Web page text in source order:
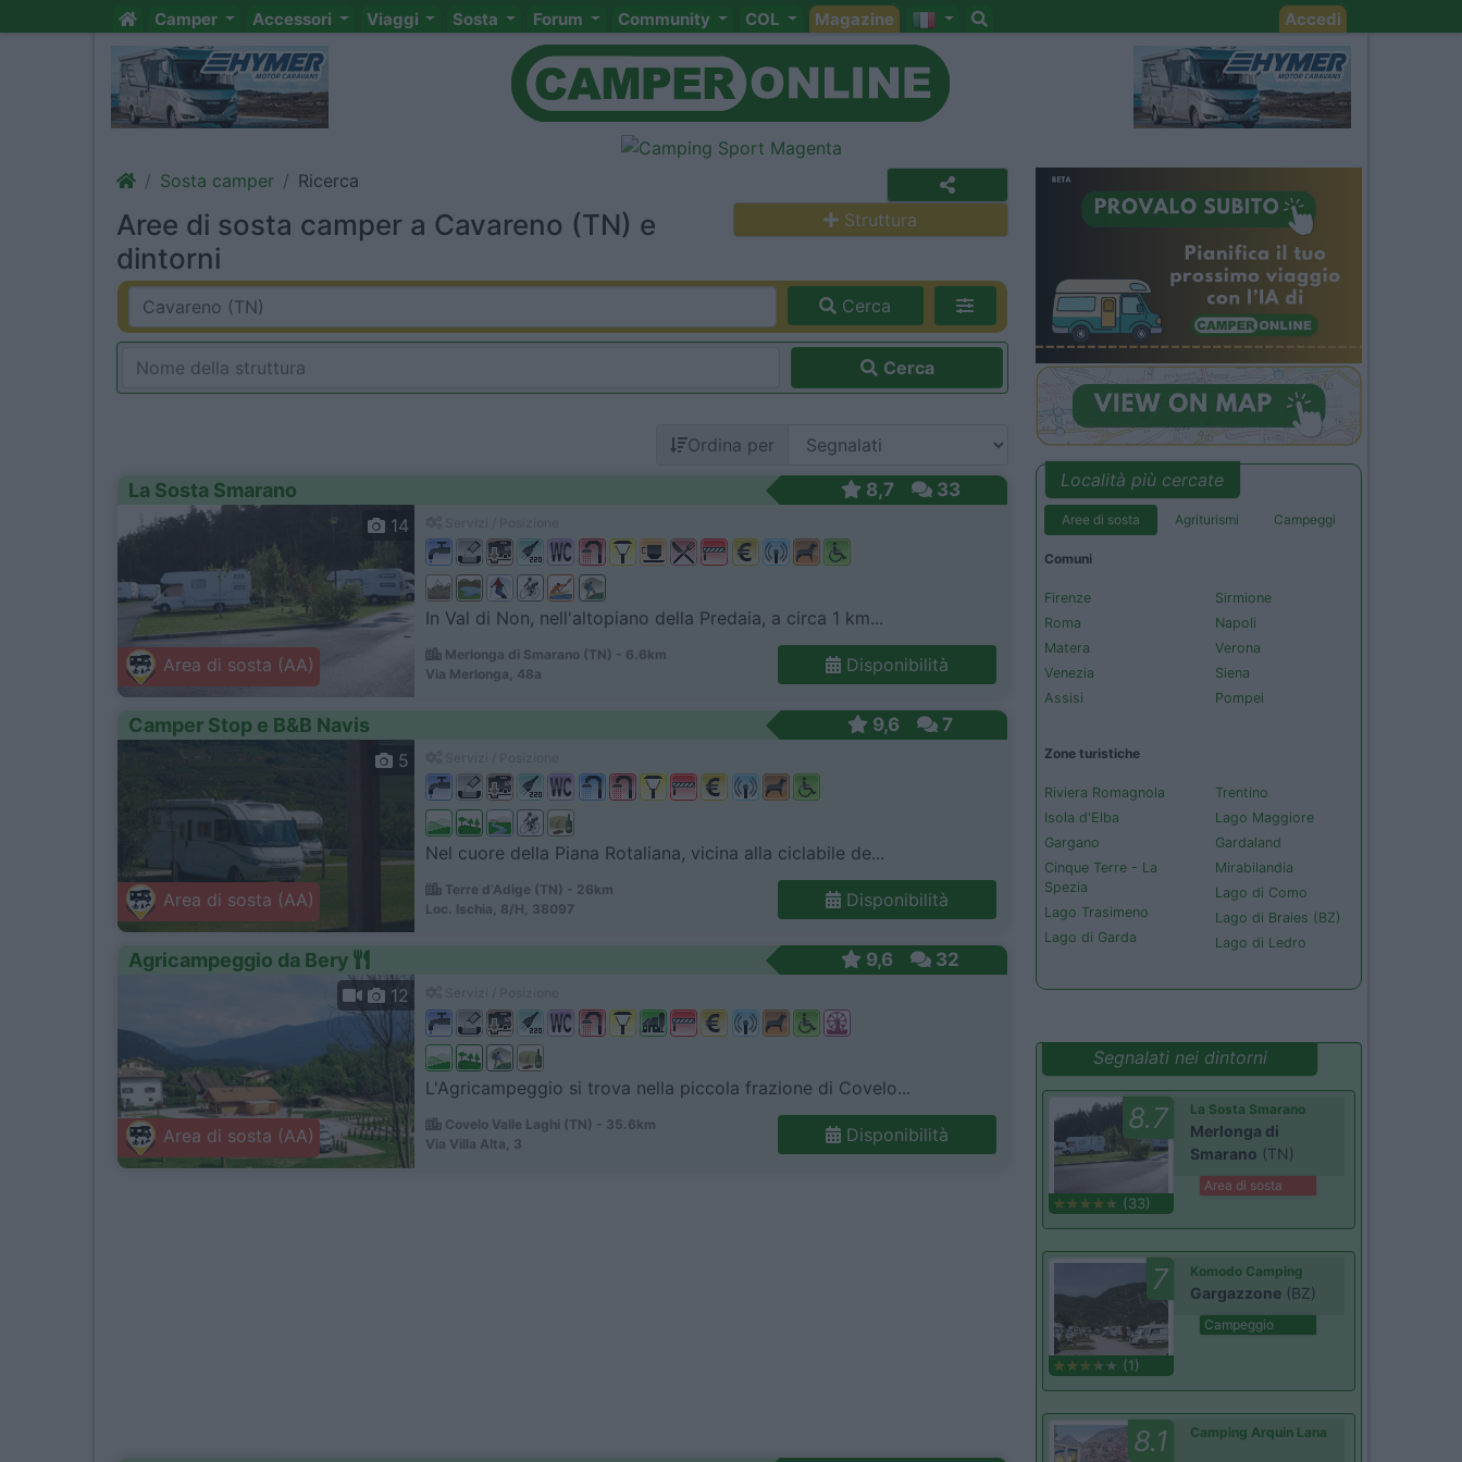
Camper Accessori Viaggi Sosta Forum Community COL Magazine Accedi
Sosta camper Ricerca
Aree di sosta camper a Cavareno (TN) e
dintorni
Struttura
Cerca
Cerca
Ordina per
La Sosta Smarano 8,7 33
Area di sosta (AA)
14
In Val di Non, nell'altopiano della Predaia, a circa 1 km...
Merlonga di Smarano (TN) - 6.6km
Via Merlonga, 48a
Disponibilità
Camper Stop e B&B Navis 9,6 7
Area di sosta (AA)
5
Nel cuore della Piana Rotaliana, vicina alla ciclabile de...
Terre d'Adige (TN) - 26km
Loc. Ischia, 8/H, 38097
Disponibilità
Agricampeggio da Bery 9,6 32
Area di sosta (AA)
12
L'Agricampeggio si trova nella piccola frazione di Covelo...
Covelo Valle Laghi (TN) - 35.6km
Via Villa Alta, 3
Disponibilità
Località più cercate
Aree di sosta Agriturismi Campeggi
Comuni
Firenze
Roma
Matera
Venezia
Assisi
Sirmione
Napoli
Verona
Siena
Pompei
Zone turistiche
Riviera Romagnola
Isola d'Elba
Gargano
Cinque Terre - La
Spezia
Lago Trasimeno
Lago di Garda
Trentino
Lago Maggiore
Gardaland
Mirabilandia
Lago di Como
Lago di Braies (BZ)
Lago di Ledro
Segnalati nei dintorni
8.7
(33)
La Sosta Smarano
Merlonga di
Smarano (TN)
Area di sosta
7
(1)
Komodo Camping
Gargazzone (BZ)
Campeggio
8.1 Camping Arquin Lana